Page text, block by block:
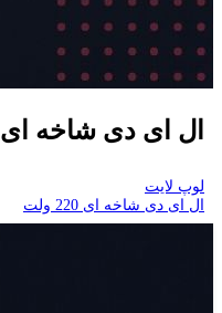
ال ای دی شاخه ای 220 ولت
لوپ لایت
ال ای دی شاخه ای 220 ولت